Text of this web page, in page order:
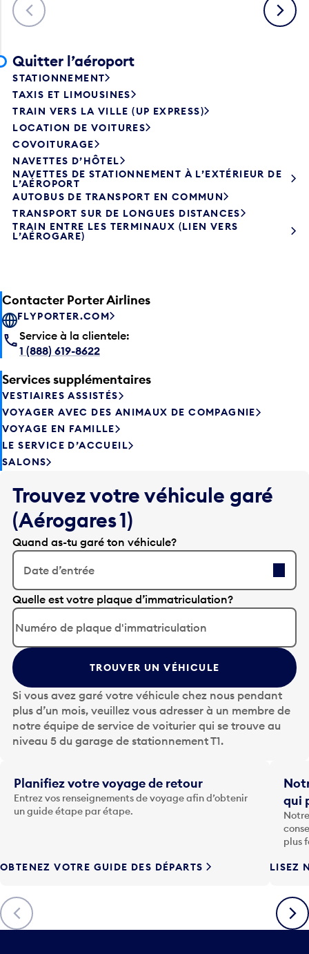
Précédent Suivant
Quitter l’aéroport
STATIONNEMENT
TAXIS ET LIMOUSINES
TRAIN VERS LA VILLE (UP EXPRESS)
LOCATION DE VOITURES
COVOITURAGE
NAVETTES D’HÔTEL
NAVETTES DE STATIONNEMENT À L’EXTÉRIEUR DE
L’AÉROPORT
AUTOBUS DE TRANSPORT EN COMMUN
TRANSPORT SUR DE LONGUES DISTANCES
TRAIN ENTRE LES TERMINAUX (LIEN VERS
L’AÉROGARE)
Contacter Porter Airlines
FLYPORTER.COM
Service à la clientele:
1 (888) 619-8622
Services supplémentaires
VESTIAIRES ASSISTÉS
VOYAGER AVEC DES ANIMAUX DE COMPAGNIE
VOYAGE EN FAMILLE
LE SERVICE D’ACCUEIL
SALONS
Trouvez votre véhicule garé
(Aérogares 1)
Quand as-tu garé ton véhicule?
Date d’entrée
A
p
p
u
y
e
z
s
u
r
l
t
o
u
F
è
c
h
Quelle est votre plaque d’immatriculation?
TROUVER UN VÉHICULE
Si vous avez garé votre véhicule chez nous pendant
plus d’un mois, veuillez vous adresser à un membre de
notre équipe de service de voiturier qui se trouve au
niveau 5 du garage de stationnement T1.
Précédent
Planifiez votre voyage de retour
Entrez vos renseignements de voyage afin d’obtenir
un guide étape par étape.
OBTENEZ VOTRE GUIDE DES DÉPARTS
qui
plus
LISEZ